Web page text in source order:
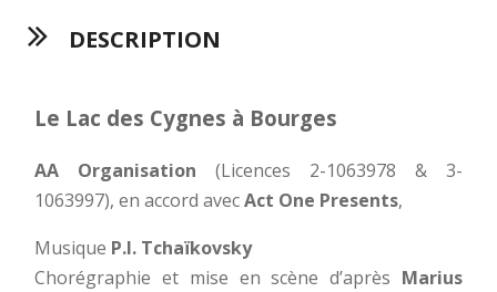
DESCRIPTION
Le Lac des Cygnes à Bourges
AA Organisation (Licences 2-1063978 & 3-
1063997), en accord avecAct One Presents,
Musique P.I. Tchaïkovsky
Chorégraphie et mise en scène d’après Marius